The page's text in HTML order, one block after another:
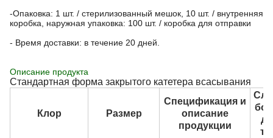
-Опаковка: 1 шт. / стерилизованный мешок, 10 шт. / внутренняя
коробка, наружная упаковка: 100 шт. / коробка для отправки
- Время доставки: в течение 20 дней.
Описание продукта
Стандартная форма закрытого катетера всасывания
Клор Размер
Спецификация и
описание
продукции